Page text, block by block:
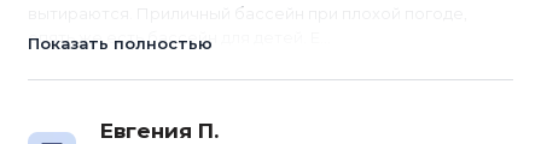
вытираются. Приличный бассейн при плохой погоде,
опять же есть бассейн для детей. Е...
Показать полностью
Евгения П.